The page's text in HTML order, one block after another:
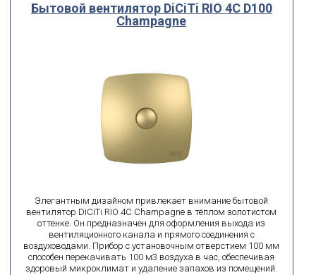
Бытовой вентилятор DiCiTi RIO 4C D100
Сhampagne
Элегантным дизайном привлекает внимание бытовой
вентилятор DiCiTi RIO 4C Champagne в тёплом золотистом
оттенке. Он предназначен для оформления выхода из
вентиляционного канала и прямого соединения с
воздуховодами. Прибор с установочным отверстием 100 мм
способен перекачивать 100 м3 воздуха в час, обеспечивая
здоровый микроклимат и удаление запахов из помещений.